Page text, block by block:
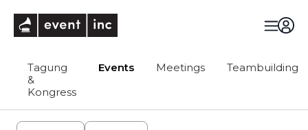
Tagung
&
Kongress
Events Meetings Teambuilding